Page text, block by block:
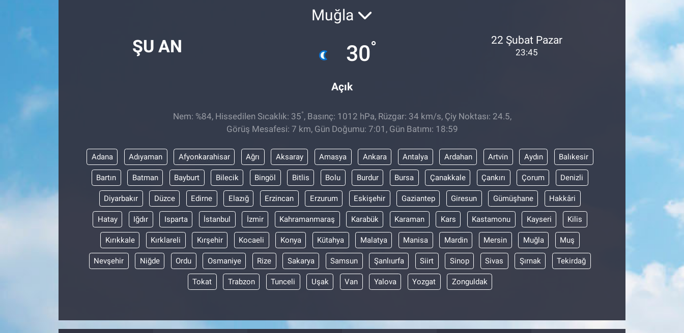
ŞU AN
Muğla
30°
Açık
22 Şubat Pazar
23:45
Nem: %84, Hissedilen Sıcaklık: 35°, Basınç: 1012 hPa, Rüzgar: 34 km/s, Çiy Noktası: 24.5,
Görüş Mesafesi: 7 km, Gün Doğumu: 7:01, Gün Batımı: 18:59
Adana Adıyaman Afyonkarahisar Ağrı Aksaray Amasya Ankara Antalya Ardahan Artvin Aydın Balıkesir
Bartın Batman Bayburt Bilecik Bingöl Bitlis Bolu Burdur Bursa Çanakkale Çankırı Çorum Denizli
Diyarbakır Düzce Edirne Elazığ Erzincan Erzurum Eskişehir Gaziantep Giresun Gümüşhane Hakkâri
Hatay Iğdır Isparta İstanbul İzmir Kahramanmaraş Karabük Karaman Kars Kastamonu Kayseri Kilis
Kırıkkale Kırklareli Kırşehir Kocaeli Konya Kütahya Malatya Manisa Mardin Mersin Muğla Muş
Nevşehir Niğde Ordu Osmaniye Rize Sakarya Samsun Şanlıurfa Siirt Sinop Sivas Şırnak Tekirdağ
Tokat Trabzon Tunceli Uşak Van Yalova Yozgat Zonguldak